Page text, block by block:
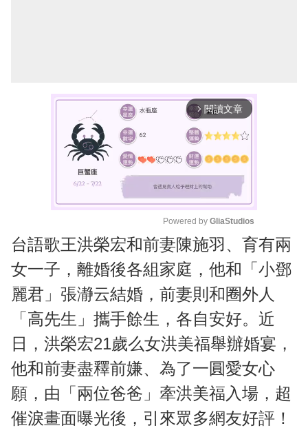
arrow_forward_ios 閱讀文章
M
u
t
e
Powered by GliaStudios
台語歌王洪榮宏和前妻陳施羽、育有兩
女一子，離婚後各組家庭，他和「小鄧
麗君」張瀞云結婚，前妻則和圈外人
「高先生」攜手餘生，各自安好。近
日，洪榮宏21歲么女洪美福舉辦婚宴，
他和前妻盡釋前嫌、為了一圓愛女心
願，由「兩位爸爸」牽洪美福入場，超
催淚畫面曝光後，引來眾多網友好評！